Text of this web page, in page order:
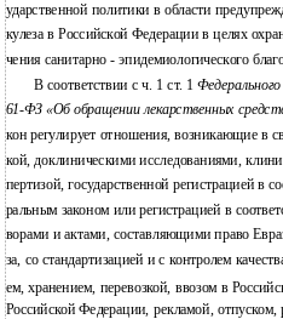
ударственной политики в области
кулеза в Российской Федерации в целях
чения санитарно - эпидемиологического
В соответствии с ч. 1 ст. 1
61-ФЗ «Об обращении лекарственных
кон регулирует отношения, возникающие в
кой, доклиническими исследованиями,
пертизой, государственной регистрацией в
ральным законом или регистрацией в
ворами и актами, составляющими право
за, со стандартизацией и с контролем
ем, хранением, перевозкой, ввозом в
Российской Федерации, рекламой, отпуском,